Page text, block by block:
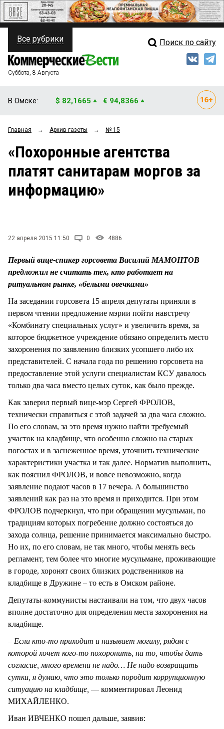
ПОЛИТИКА
ФИНАНСЫ
ОБЩЕСТВО
ЗАКОН
Свежий выпуск
Рейтинги
Блоги
Все рубрики Поиск по сайту
Суббота, 8 Августа
В Омске: $ 82,1665 € 94,8366
Главная → Архив газеты → № 15
«Похоронные агентства
платят санитарам моргов за
информацию»
22 апреля 2015 11:50 0 4886
Первый вице-спикер горсовета Василий МАМОНТОВ
предложил не считать тех, кто работает на
ритуальном рынке, «белыми овечками»
На заседании горсовета 15 апреля депутаты приняли в
первом чтении предложение мэрии пойти навстречу
«Комбинату специальных услуг» и увеличить время, за
которое бюджетное учреждение обязано определить место
захоронения по заявлению близких усопшего либо их
представителей. С начала года по решению горсовета на
предоставление этой услуги специалистам КСУ давалось
только два часа вместо целых суток, как было прежде.
Как заверил первый вице-мэр Сергей ФРОЛОВ,
технически справиться с этой задачей за два часа сложно.
По его словам, за это время нужно найти требуемый
участок на кладбище, что особенно сложно на старых
погостах и в заснеженное время, уточнить технические
характеристики участка и так далее. Норматив выполнить,
как пояснил ФРОЛОВ, и вовсе невозможно, когда
заявление подают часов в 17 вечера. А большинство
заявлений как раз на это время и приходится. При этом
ФРОЛОВ подчеркнул, что при обращении мусульман, по
традициям которых погребение должно состояться до
захода солнца, решение принимается максимально быстро.
Но их, по его словам, не так много, чтобы менять весь
регламент, тем более что многие мусульмане, проживающие
в городе, хоронят своих близких родственников на
кладбище в Дружине – то есть в Омском районе.
Депутаты-коммунисты настаивали на том, что двух часов
вполне достаточно для определения места захоронения на
кладбище.
– Если кто-то приходит и называет могилу, рядом с
которой хочет кого-то похоронить, на то, чтобы дать
согласие, много времени не надо… Не надо возвращать
сутки, я думаю, что это только породит коррупционную
ситуацию на кладбище, — комментировал Леонид
МИХАЙЛЕНКО.
Иван ИВЧЕНКО пошел дальше, заявив: